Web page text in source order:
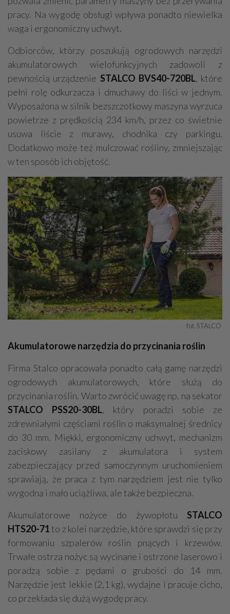
pracy. Na wygodę obsługi wpływa ponadto niewielka
waga i ergonomiczny uchwyt.
Odbiorców, którzy poszukują ogrodowych narzędzi
akumulatorowych wielofunkcyjnych zadowoli z
pewnością urządzenie STALCO BVS40-720BL, które
pełni rolę odkurzacza i dmuchawy do liści w jednym.
Wyposażona w silnik bezszczotkowy maszyna wyrzuca
powietrze z prędkością 234 km/h, przez co świetnie
usuwa liście z murawy, chodnika czy parkingu.
Dodatkowo może też mulczować rośliny, zmniejszając
w ten sposób ich objętość.
fot. STALCO
Akumulatorowe narzędzia do przycinania roślin
Firma Stalco opracowała ponadto całą gamę narzędzi
ogrodowych akumulatorowych, które służą do
przycinania roślin. Warto zwrócić uwagę np. na sekator
STALCO PSS20-30BL, który poradzi sobie ze
zdrewniałymi częściami roślin o maksymalnej średnicy
do 30 mm. Miękki, ergonomiczny uchwyt, mechanizm
zaciskowy zasilany z akumulatora i system
zabezpieczający przed samoczynnym uruchomieniem
sprawiają, że praca z tym narzędziem jest nie tylko
wygodna i mało uciążliwa, ale także bezpieczna.
Akumulatorowe nożyce do żywopłotu STALCO
HTS20-71to z kolei narzędzie, które sprawdzi się przy
formowaniu szpalerów roślin pnących i krzewów.
Trwałe ostrza nożyc są wycinane i ostrzone laserowo i
poradzą sobie z pędami o grubości do 14 mm.
Narzędzie jest lekkie (2,1 kg), wydajne i pracuje cicho,
co przekłada się dużą wygodę pracy.